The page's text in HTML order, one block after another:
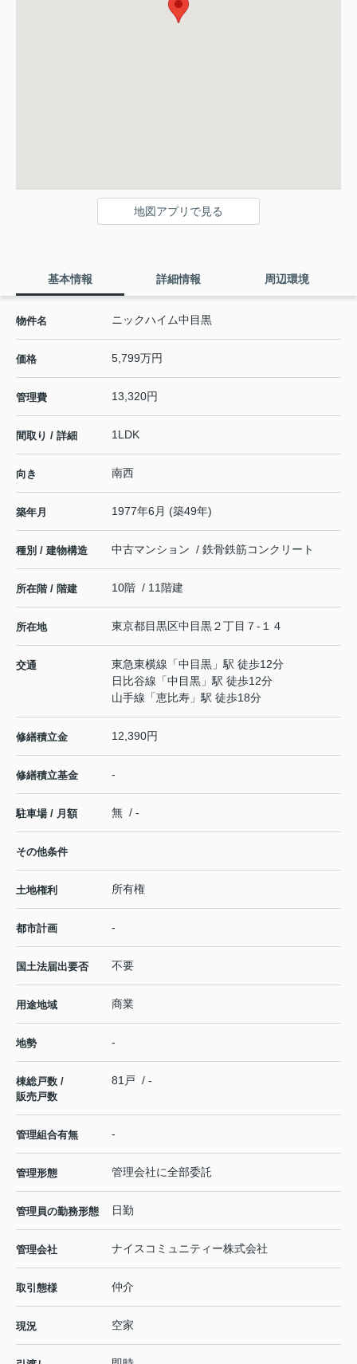
地図アプリで見る
基本情報 詳細情報 周辺環境
物件名 ニックハイム中目黒
価格 5,799万円
管理費 13,320円
間取り / 詳細 1LDK
向き 南西
築年月 1977年6月 (築49年)
種別 / 建物構造 中古マンション / 鉄骨鉄筋コンクリート
所在階 / 階建 10階 / 11階建
所在地 東京都目黒区中目黒２丁目７-１４
交通 東急東横線 「中目黒 」駅 徒歩12分
日比谷線 「中目黒 」駅 徒歩12分
山手線 「恵比寿 」駅 徒歩18分
修繕積立金 12,390円
修繕積立基金 -
駐車場 / 月額 無 / -
その他条件
土地権利 所有権
都市計画 -
国土法届出要否 不要
用途地域 商業
地勢 -
棟総戸数 /
販売戸数
81戸 / -
管理組合有無 -
管理形態 管理会社に全部委託
管理員の勤務形態 日勤
管理会社 ナイスコミュニティー株式会社
取引態様 仲介
現況 空家